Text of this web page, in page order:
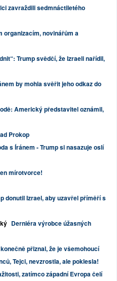
zavraždili sedmnáctiletého
organizacím, novinářům a
Trump svědčí, že Izraeli nařídil,
by mohla svěřit jeho odkaz do
Americký představitel oznámil,
Prokop
s Íránem - Trump si nasazuje oslí
mírotvorce!
donutil Izrael, aby uzavřel příměří s
Derniéra výrobce úžasných
přiznal, že je všemohoucí
Tejci, nevzrostla, ale poklesla!
zatímco západní Evropa čelí